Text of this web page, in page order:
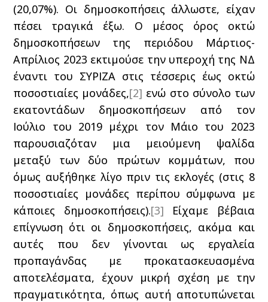
(20,07%). Οι δημοσκοπήσεις άλλωστε, είχαν
πέσει τραγικά έξω. Ο μέσος όρος οκτώ
δημοσκοπήσεων της περιόδου Μάρτιος-
Απρίλιος 2023 εκτιμούσε την υπεροχή της ΝΔ
έναντι του ΣΥΡΙΖΑ στις τέσσερις έως οκτώ
ποσοστιαίες μονάδες,[2] ενώ στο σύνολο των
εκατοντάδων δημοσκοπήσεων από τον
Ιούλιο του 2019 μέχρι τον Μάιο του 2023
παρουσιαζόταν μια μειούμενη ψαλίδα
μεταξύ των δύο πρώτων κομμάτων, που
όμως αυξήθηκε λίγο πριν τις εκλογές (στις 8
ποσοστιαίες μονάδες περίπου σύμφωνα με
κάποιες δημοσκοπήσεις).[3] Είχαμε βέβαια
επίγνωση ότι οι δημοσκοπήσεις, ακόμα και
αυτές που δεν γίνονται ως εργαλεία
προπαγάνδας με προκατασκευασμένα
αποτελέσματα, έχουν μικρή σχέση με την
πραγματικότητα, όπως αυτή αποτυπώνεται